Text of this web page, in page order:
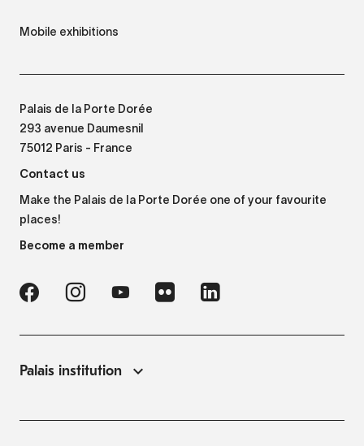
Mobile exhibitions
Palais de la Porte Dorée
293 avenue Daumesnil
75012 Paris - France
Contact us
Make the Palais de la Porte Dorée one of your favourite
places!
Become a member
Palais institution